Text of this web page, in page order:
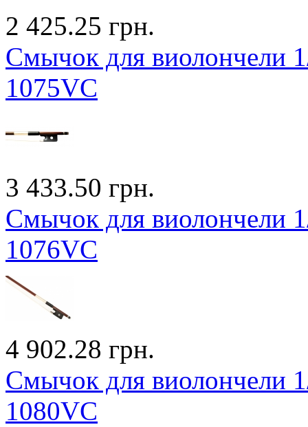
2 425.25 грн.
Смычок для виолончели
1075VC
3 433.50 грн.
Смычок для виолончели
1076VC
4 902.28 грн.
Смычок для виолончели
1080VC